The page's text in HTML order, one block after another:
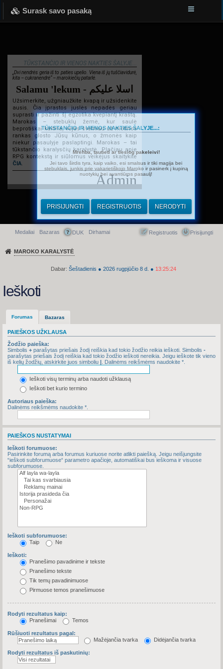
Surask savo pasaką
TŪKSTANČIO IR VIENOS NAKTIES ŠALYJE...
„Dvi nendrės geria iš to paties upelio. Viena iš jų tuščiavidurė,
kita – cukranendrė“ – marokiečių patarlė.
Salamu 'lekum - اسلا عليكم
Užsimerkite, užgniaužkite kvapą ir užsidenkite
ausis. Čia įprastos juslės nepadės geriau
suprasti ir pažinti šį egzotika kvepiantį kraštą.
Marokas – stebuklų žemė, kur saulė
beprotiškai kaitina, vėjas švelniau už motinos
rankas glosto Jūsų kūnus, o žmonės kaip
niekur pasaulyje paslaptingi. Marokas – tai
tūkstančio karalysčių karalystė. Plačiau apie
RPG kontekstą ir siūlomus veikėjus skaitykite
ČIA.
Admin
Greitasis meniu
Medaliai Bazaras DUK Dirhamai Prisijungti
Registruotis
MAROKO KARALYSTĖ
Dabar: Šeštadienis ● 2026 rugpjūčio 8 d. ● 13:25:24
TŪKSTANČIO IR VIENOS NAKTIES ŠALYJE...:
Mrehba, tautieti ar tiesiog pakeleivi!
Jei tavo širdis tyra, kaip vaiko, esi smalsus ir tiki magija bei
stebuklais, junkis prie vakarietiškojo Maroko ir pasinerk į kupiną
nuotykių bei avantiūros pasaulį!
PRISIJUNGTI REGISTRUOTIS NERODYTI
Ieškoti
Forumas Bazaras
PAIEŠKOS UŽKLAUSA
Žodžio paieška:
Simbolis + parašytas priešais žodį reiškia kad tokio žodžio reikia ieškoti. Simbolis -
parašytas priešais žodį reiškia kad tokio žodžio ieškoti nereikia. Jeigu ieškote tik vieno
iš kelių žodžių, atskirkite juos simboliu | . Dalinėms reikšmėms naudokite *.
Ieškoti visų terminų arba naudoti užklausą
Ieškoti bet kurio termino
Autoriaus paieška:
Dalinėms reikšmėms naudokite *.
PAIEŠKOS NUSTATYMAI
Ieškoti forumuose:
Pasirinkite forumą arba forumus kuriuose norite atlikti paiešką. Jeigu neišjungsite
“ieškoti subforumuose“ parametro apačioje, automatiškai bus ieškoma ir visuose
subforumuose.
Ieškoti subforumuose:
Taip
Ne
Ieškoti:
Pranešimo pavadinime ir tekste
Pranešimo tekste
Tik temų pavadinimuose
Pirmuose temos pranešimuose
Rodyti rezultatus kaip:
Pranešimai
Temos
Rūšiuoti rezultatus pagal:
Mažėjančia tvarka
Didėjančia tvarka
Rodyti rezultatus iš paskutinių: